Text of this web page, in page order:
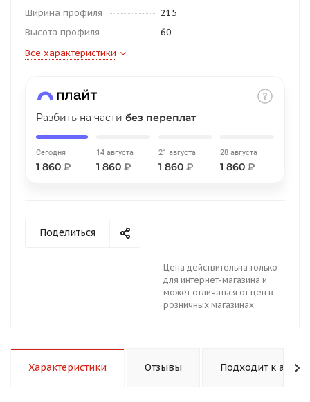
Ширина профиля
215
Высота профиля
60
Все характеристики
Разбить на части без переплат
Сегодня
1 860 ₽
14 августа
1 860 ₽
21 августа
1 860 ₽
28 августа
1 860₽
Поделиться
Цена действительна только
для интернет-магазина и
может отличаться от цен в
розничных магазинах
Характеристики Отзывы Подходит к авто